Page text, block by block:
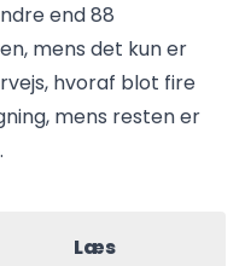
end 88
mens det kun er
hvoraf blot fire
mens resten er
Læs